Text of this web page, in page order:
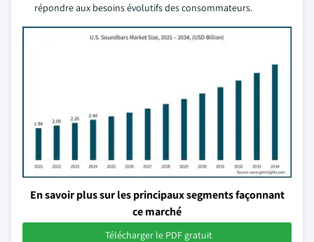
répondre aux besoins évolutifs des consommateurs.
En savoir plus sur les principaux segments façonnant
ce marché
Télécharger le PDF gratuit